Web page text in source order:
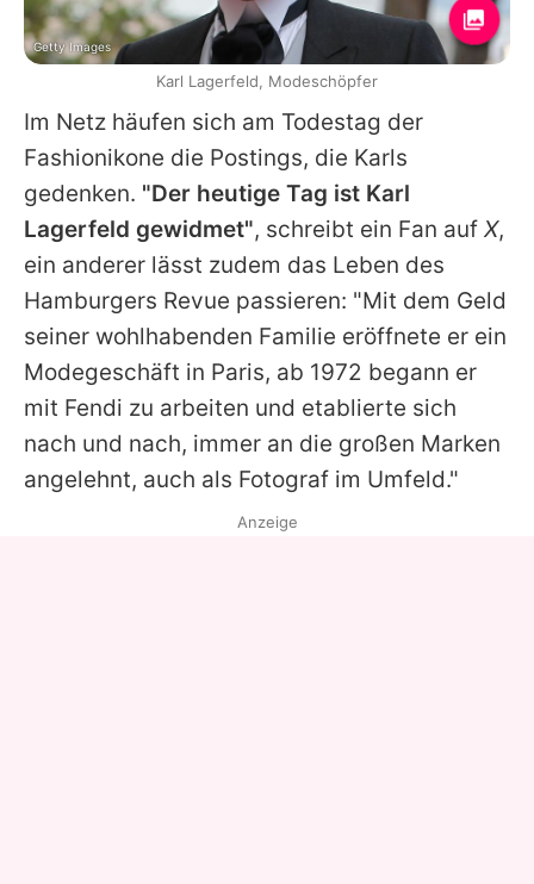
Im Netz häufen sich am Todestag der
Fashionikone die Postings, die Karls
gedenken. "Der heutige Tag ist Karl
Lagerfeld gewidmet", schreibt ein Fan auf X,
ein anderer lässt zudem das Leben des
Hamburgers Revue passieren: "Mit dem Geld
seiner wohlhabenden Familie eröffnete er ein
Modegeschäft in Paris, ab 1972 begann er
mit Fendi zu arbeiten und etablierte sich
nach und nach, immer an die großen Marken
angelehnt, auch als Fotograf im Umfeld."
Getty Images
Karl Lagerfeld, Modeschöpfer
Anzeige